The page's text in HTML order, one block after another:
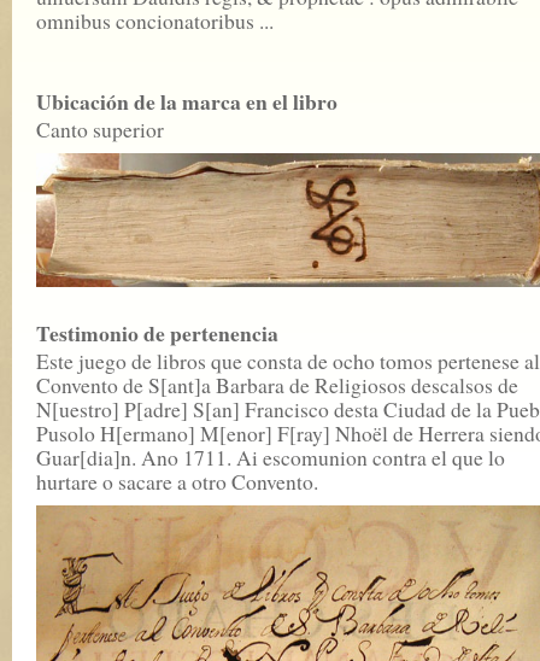
omnibus concionatoribus ...
Ubicación de la marca en el libro
Canto superior
Testimonio de pertenencia
Este juego de libros que consta de ocho tomos pertenese al
Convento de S[ant]a Barbara de Religiosos descalsos de
N[uestro] P[adre] S[an] Francisco desta Ciudad de la
Pusolo H[ermano] M[enor] F[ray] Nhoël de Herrera
Guar[dia]n. Ano 1711. Ai escomunion contra el que lo
hurtare o sacare a otro Convento.